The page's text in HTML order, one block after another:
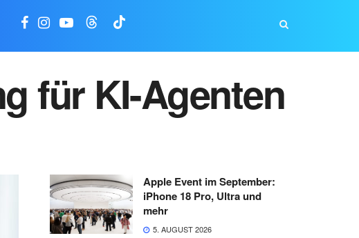
für KI-Agenten
Apple Event im September:
iPhone 18 Pro, Ultra und
mehr
5. AUGUST 2026